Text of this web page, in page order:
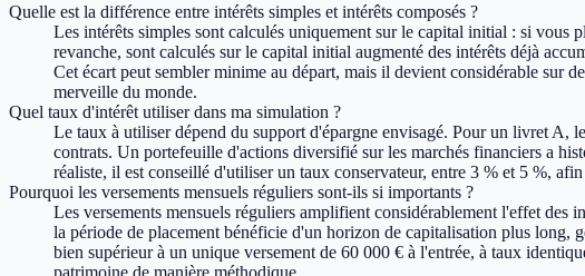
Quelle est la différence entre intérêts simples et intérêts composés ?
Les intérêts simples sont calculés uniquement sur le capital initial : si vous
revanche, sont calculés sur le capital initial augmenté des intérêts déjà
Cet écart peut sembler minime au départ, mais il devient considérable sur
merveille du monde.
Quel taux d'intérêt utiliser dans ma simulation ?
Le taux à utiliser dépend du support d'épargne envisagé. Pour un livret A,
contrats. Un portefeuille d'actions diversifié sur les marchés financiers a
réaliste, il est conseillé d'utiliser un taux conservateur, entre 3 % et 5 %,
Pourquoi les versements mensuels réguliers sont-ils si importants ?
Les versements mensuels réguliers amplifient considérablement l'effet des
la période de placement bénéficie d'un horizon de capitalisation plus long,
bien supérieur à un unique versement de 60 000 € à l'entrée, à taux
patrimoine de manière méthodique.